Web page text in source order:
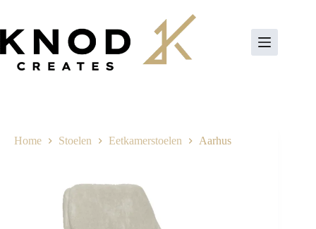
de
inhoud
Home Stoelen Eetkamerstoelen Aarhus